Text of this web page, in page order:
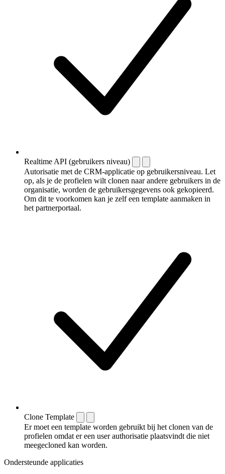
Realtime API (gebruikers niveau)
Autorisatie met de CRM-applicatie op gebruikersniveau. Let
op, als je de profielen wilt clonen naar andere gebruikers in de
organisatie, worden de gebruikersgegevens ook gekopieerd.
Om dit te voorkomen kan je zelf een template aanmaken in
het partnerportaal.
Clone Template
Er moet een template worden gebruikt bij het clonen van de
profielen omdat er een user authorisatie plaatsvindt die niet
meegecloned kan worden.
Ondersteunde applicaties